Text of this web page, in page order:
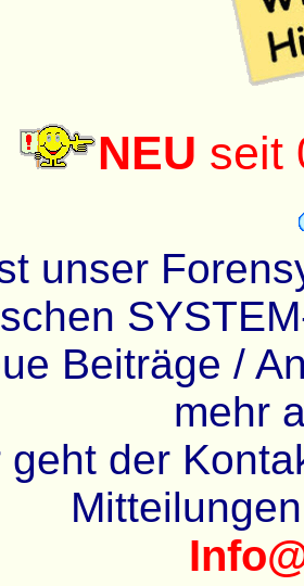
NEU seit
unser
Beiträge /
mehr
geht der